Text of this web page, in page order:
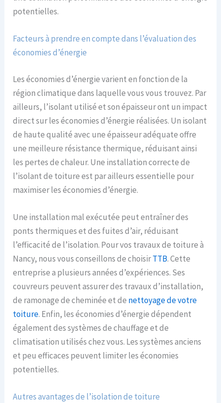
potentielles.
Facteurs à prendre en compte dans l’évaluation des
économies d’énergie
Les économies d’énergie varient en fonction de la
région climatique dans laquelle vous vous trouvez. Par
ailleurs, l’isolant utilisé et son épaisseur ont un impact
direct sur les économies d’énergie réalisées. Un isolant
de haute qualité avec une épaisseur adéquate offre
une meilleure résistance thermique, réduisant ainsi
les pertes de chaleur. Une installation correcte de
l’isolant de toiture est par ailleurs essentielle pour
maximiser les économies d’énergie.
Une installation mal exécutée peut entraîner des
ponts thermiques et des fuites d’air, réduisant
l’efficacité de l’isolation. Pour vos travaux de toiture à
Nancy, nous vous conseillons de choisirTTB. Cette
entreprise a plusieurs années d’expériences. Ses
couvreurs peuvent assurer des travaux d’installation,
de ramonage de cheminée et de nettoyage de votre
toiture. Enfin, les économies d’énergie dépendent
également des systèmes de chauffage et de
climatisation utilisés chez vous. Les systèmes anciens
et peu efficaces peuvent limiter les économies
potentielles.
Autres avantages de l’isolation de toiture